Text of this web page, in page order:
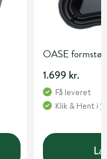
OASE
1.699 kr.
Få leveret
Klik & Hent i